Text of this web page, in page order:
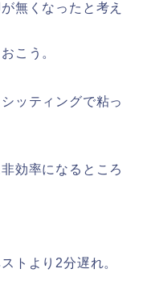
無くなったと考え
こう。
ッティングで粘っ
効率になるところ
トより2分遅れ。